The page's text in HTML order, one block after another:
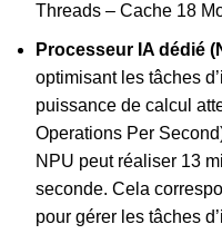
Threads – Cache 18
Processeur IA dédié
optimisant les tâches
puissance de calcul
Operations Per
NPU peut réaliser 13
seconde. Cela
pour gérer les tâches